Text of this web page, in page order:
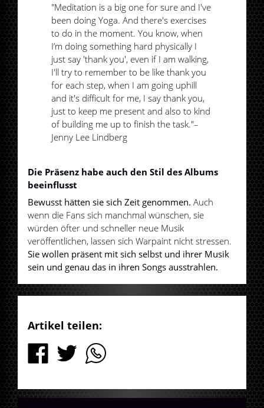
"Meditation is a big one for sure and I've
been doing Yoga. And there's exercises
to do in the moment. You know, when
I’m doing something hard physically I
just say 'thank you', even if I am walking,
I'll try to remember to be like thank you
for each step, when I am going uphill
and it's difficult for me, I say thank you,
just to keep me present and also to kind
of building me up to finish the task."–
Jenny Lee Lindberg
Die Präsenz habe auch den Stil des Albums
beeinflusst
Bewusst hätten sie sich Zeit genommen. Auch
wenn die Fans sich manchmal wünschen, sie
würden öfter und schneller neue Musik
veröffentlichen, lassen sich Warpaint nicht stressen.
Sie wollen präsent mit sich selbst und ihrer Musik
sein und genau das in ihren Songs ausstrahlen.
Artikel teilen: